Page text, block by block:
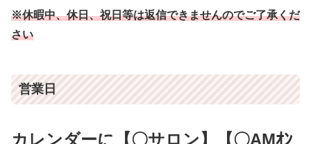
※休暇中、休日、祝日等は返信できませんのでご了承くだ
さい
営業日
カレンダーに【〇サロン】【〇AMｵﾝ